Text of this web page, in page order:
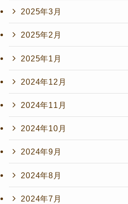
2025年3月
2025年2月
2025年1月
2024年12月
2024年11月
2024年10月
2024年9月
2024年8月
2024年7月